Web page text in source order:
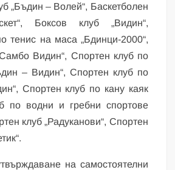
„Бъдин – Волей“, Баскетболен
Боксов клуб „Видин“,
тенис на маса „Бдинци-2000“,
Видин“, Спортен клуб по
– Видин“, Спортен клуб по
Спортен клуб по кану каяк
по водни и гребни спортове
клуб „Радуканови“, Спортен
на самостоятелни